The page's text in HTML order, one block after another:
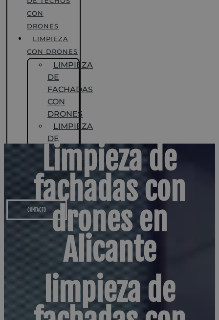
CON
DRONES
LIMPIEZA
CON DRONES
LIMPIEZA
DE
FACHADAS
CON
DRONES
LIMPIEZA
DE
PLACAS
DRONES
CONTACTO
Limpieza de
fachadas con
drones en
Alicante
limpieza de